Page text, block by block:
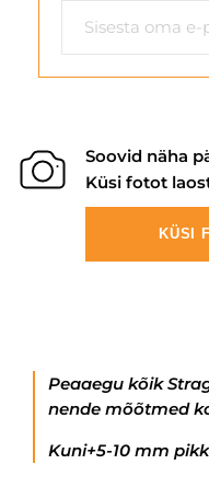
Soovid näha
Küsi fotot
KÜSI
Peaaegu kõik
nende mõõtmed
Kuni+5-10 mm